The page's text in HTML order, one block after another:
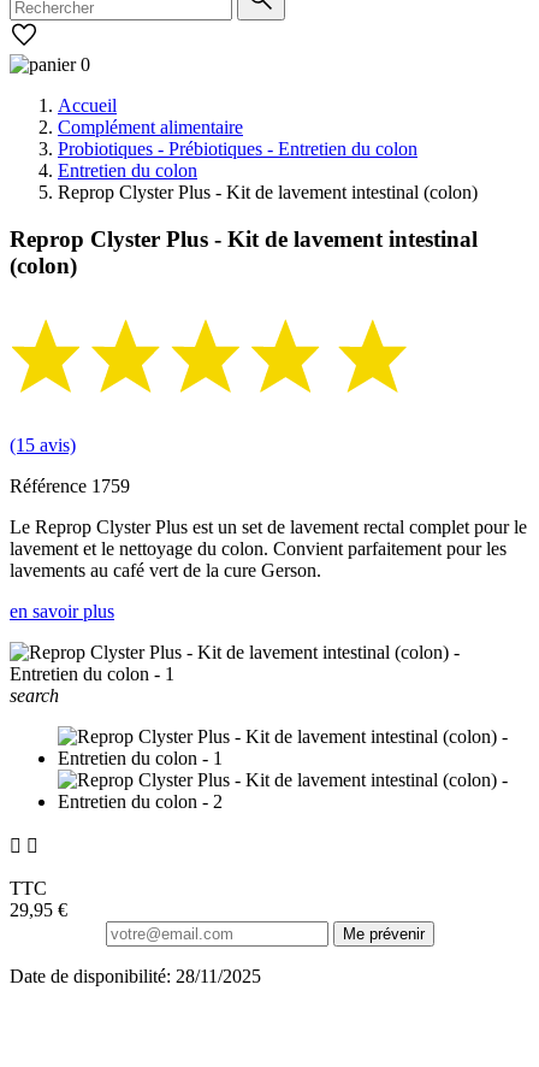
0
Accueil
Complément alimentaire
Probiotiques - Prébiotiques - Entretien du colon
Entretien du colon
Reprop Clyster Plus - Kit de lavement intestinal (colon)
Reprop Clyster Plus - Kit de lavement intestinal
(colon)
(15 avis)
Référence 1759
Le Reprop Clyster Plus est un set de lavement rectal complet pour le
lavement et le nettoyage du colon. Convient parfaitement pour les
lavements au café vert de la cure Gerson.
en savoir plus
search
 
TTC
29,95 €
Me prévenir
Date de disponibilité: 28/11/2025